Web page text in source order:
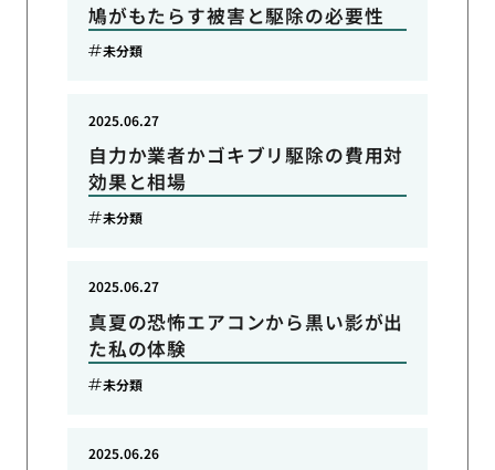
鳩がもたらす被害と駆除の必要性
未分類
自力か業者かゴキブリ駆除の費用対
効果と相場
2025.06.27
未分類
真夏の恐怖エアコンから黒い影が出
た私の体験
2025.06.27
未分類
2025.06.26